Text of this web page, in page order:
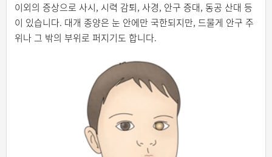
이외의 증상으로 사시, 시력 감퇴, 사경, 안구 증대, 동공 산대 등
이 있습니다. 대개 종양은 눈 안에만 국한되지만, 드물게 안구 주
위나 그 밖의 부위로 퍼지기도 합니다.